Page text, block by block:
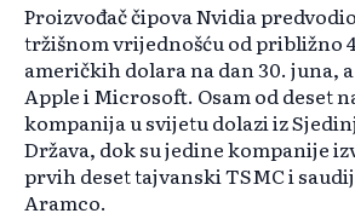
Proizvođač čipova Nvidia
tržišnom vrijednošću od približno
američkih dolara na dan 30. juna,
Apple i Microsoft. Osam od deset
kompanija u svijetu dolazi iz
Država, dok su jedine kompanije
prvih deset tajvanski TSMC i
Aramco.